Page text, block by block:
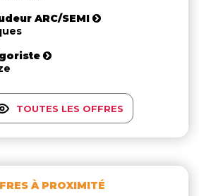
ARC/SEMI
TOUTES LES OFFRES
À PROXIMITÉ